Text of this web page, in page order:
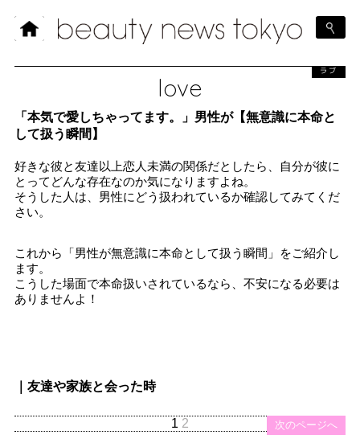
love
ラブ
「本気で愛しちゃってます。」男性が【無意識に本命と
して扱う瞬間】
好きな彼と友達以上恋人未満の関係だとしたら、自分が彼に
とってどんな存在なのか気になりますよね。
そうした人は、男性にどう扱われているか確認してみてくだ
さい。
これから「男性が無意識に本命として扱う瞬間」をご紹介し
ます。
こうした場面で本命扱いされているなら、不安になる必要は
ありませんよ！
｜友達や家族と会った時
次のページへ
1 2